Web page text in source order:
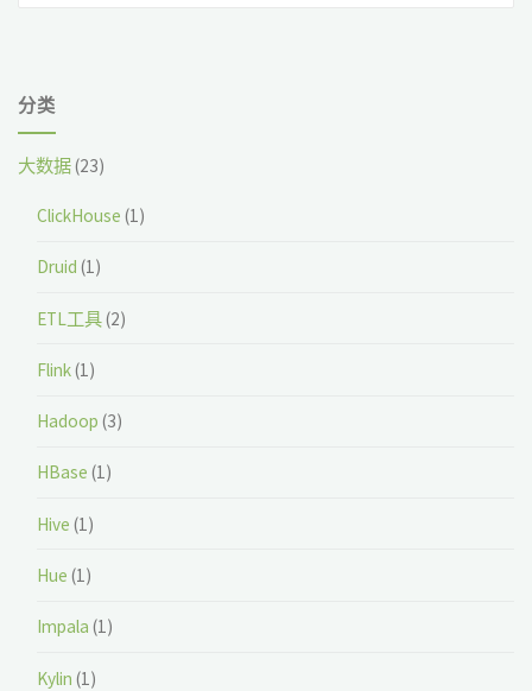
分类
大数据(23)
ClickHouse (1)
Druid (1)
ETL工具(2)
Flink(1)
Hadoop (3)
HBase (1)
Hive (1)
Hue (1)
Impala (1)
Kylin (1)